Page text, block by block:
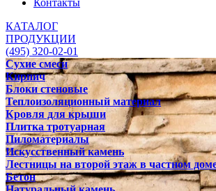
Контакты
КАТАЛОГ
ПРОДУКЦИИ
(495) 320-02-01
Сухие смеси
Кирпич
Блоки стеновые
Теплоизоляционный материал
Кровля для крыши
Плитка тротуарная
Пиломатериалы
Искусственный камень
Лестницы на второй этаж в частном
Бетон